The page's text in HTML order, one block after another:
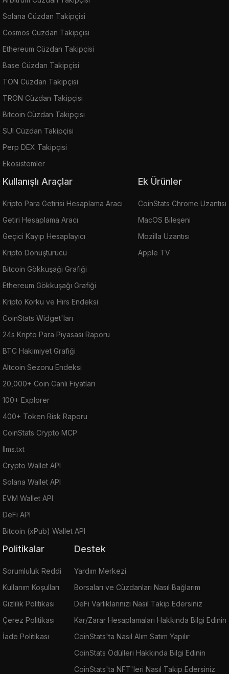
Solana Cüzdan Takipçisi
Cosmos Cüzdan Takipçisi
Ethereum Cüzdan Takipçisi
Base Cüzdan Takipçisi
TON Cüzdan Takipçisi
TRON Cüzdan Takipçisi
Bitcoin Cüzdan Takipçisi
SUI Cüzdan Takipçisi
Perp DEX Takipçisi
Ekosistemler
Kullanışlı Araçlar
Kripto Para Getirisi Hesaplama Aracı
Getiri Hesaplama Aracı
Geçici Kayıp Hesaplayıcı
Kripto Dönüştürücü
Bitcoin Gökkuşağı Grafiği
Ethereum Gökkuşağı Grafiği
Kripto Korku ve Hırs Endeksi
CoinStats Widget'ları
24s Kripto Para Piyasası Raporu
BTC Hakimiyet Grafiği
Altcoin Sezonu Endeksi
20,000+ Coin Canlı Fiyatları
100+ Explorer
400+ Token Risk Raporu
CoinStats Crypto MCP
llms.txt
Crypto Wallet API
Solana Wallet API
EVM Wallet API
DeFi API
Bitcoin (xPub) Wallet API
Ek Ürünler
CoinStats Chrome Uzantısı
MacOS Bileşeni
Mozilla Uzantısı
Apple TV
Politikalar
Sorumluluk Reddi
Kullanım Koşulları
Gizlilik Politikası
Çerez Politikası
İade Politikası
Destek
Yardım Merkezi
Borsaları ve Cüzdanları Nasıl Bağlarım
DeFi Varlıklarınızı Nasıl Takip Edersiniz
Kar/Zarar Hesaplamaları Hakkında Bilgi Edinin
CoinStats'ta Nasıl Alım Satım Yapılır
CoinStats Ödülleri Hakkında Bilgi Edinin
CoinStats'ta NFT'leri Nasıl Takip Edersiniz